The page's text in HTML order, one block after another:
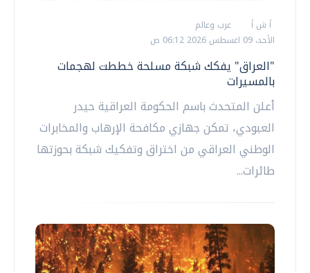
أ ش أ
عرب وعالم
الأحد، 09 اغسطس 2026 06:12 ص
"العراق" يفكك شبكة مسلحة خططت لهجمات
بالمسيرات
أعلن المتحدث باسم الحكومة العراقية حيدر
العبودي، تمكن جهازي مكافحة الإرهاب والمخابرات
الوطني العراقي من اختراق وتفكيك شبكة بحوزتها
طائرات...